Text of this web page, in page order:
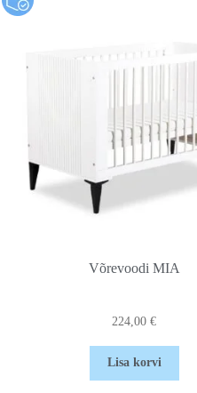
Võrevoodi MIA
224,00€
Lisa korvi